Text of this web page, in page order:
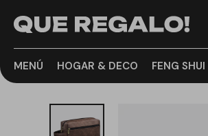
MENÚ HOGAR & DECO FENG SHUI